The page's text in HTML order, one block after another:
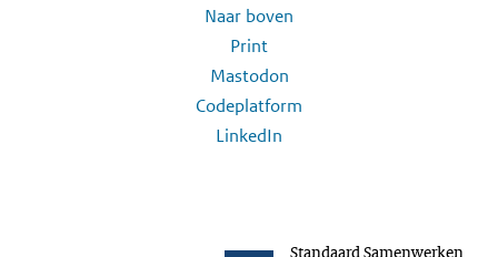
Naar boven
Print
Mastodon
Codeplatform
LinkedIn
Standaard Samenwerken